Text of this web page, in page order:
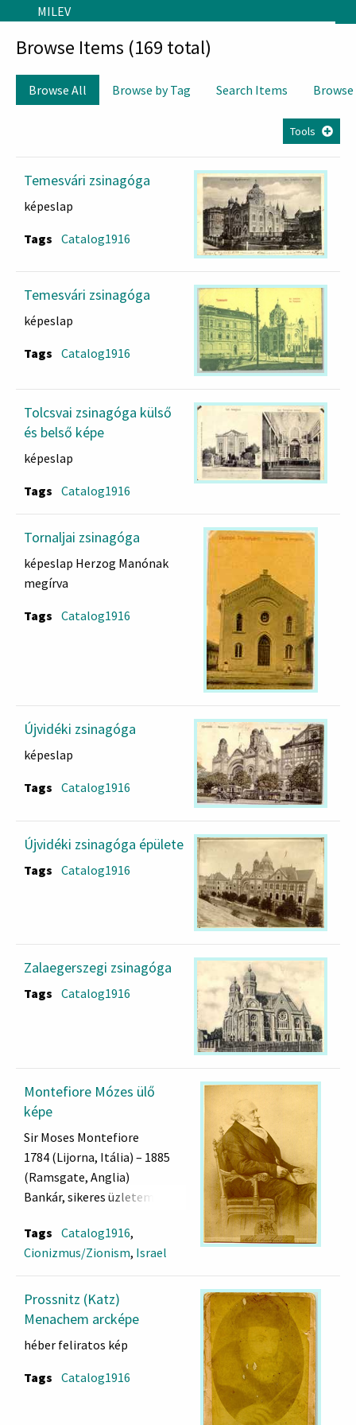
Skip to main content
MILEV
Browse Items (169 total)
Browse All Browse by Tag Search Items
Tools
Temesvári zsinagóga
képeslap
Tags Catalog1916
Temesvári zsinagóga
képeslap
Tags Catalog1916
Tolcsvai zsinagóga külső
és belső képe
képeslap
Tags Catalog1916
Tornaljai zsinagóga
képeslap Herzog Manónak
megírva
Tags Catalog1916
Újvidéki zsinagóga
képeslap
Tags Catalog1916
Újvidéki zsinagóga épülete
Tags Catalog1916
Zalaegerszegi zsinagóga
Tags Catalog1916
Montefiore Mózes ülő
képe
Sir Moses Montefiore
1784 (Lijorna, Itália) – 1885
(Ramsgate, Anglia)
Bankár, sikeres üzletember, a
Nagy Britanniában. Közel állt
az udvarhoz, nemesi címet
kapott a királynőtől. 1836-tól
a brit zsidó közösség elnöke
volt. Magas státuszát
kihasználva próbált
segítséget nyújtani az
üldözött zsidóknak. 1840-ben
Tags Catalog1916,
Cionizmus/Zionism, Israel
Prossnitz (Katz)
Menachem arcképe
héber feliratos kép
Tags Catalog1916